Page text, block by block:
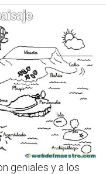
geniales y a los